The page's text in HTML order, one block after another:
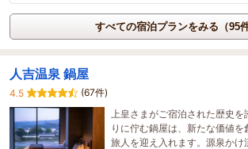
すべての宿泊プランをみる（95件
人吉温泉 鍋屋
4.5
(67件)
上皇さまがご宿泊された歴史を
りに佇む鍋屋は、新たな価値
旅人を迎え入れます。源泉かけ